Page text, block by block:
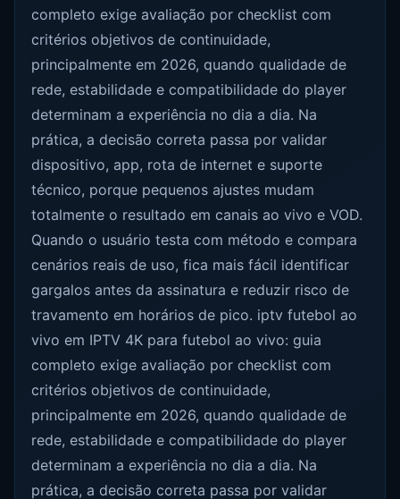
completo exige avaliação por checklist com
critérios objetivos de continuidade,
principalmente em 2026, quando qualidade de
rede, estabilidade e compatibilidade do player
determinam a experiência no dia a dia. Na
prática, a decisão correta passa por validar
dispositivo, app, rota de internet e suporte
técnico, porque pequenos ajustes mudam
totalmente o resultado em canais ao vivo e VOD.
Quando o usuário testa com método e compara
cenários reais de uso, fica mais fácil identificar
gargalos antes da assinatura e reduzir risco de
travamento em horários de pico. iptv futebol ao
vivo em IPTV 4K para futebol ao vivo: guia
completo exige avaliação por checklist com
critérios objetivos de continuidade,
principalmente em 2026, quando qualidade de
rede, estabilidade e compatibilidade do player
determinam a experiência no dia a dia. Na
prática, a decisão correta passa por validar